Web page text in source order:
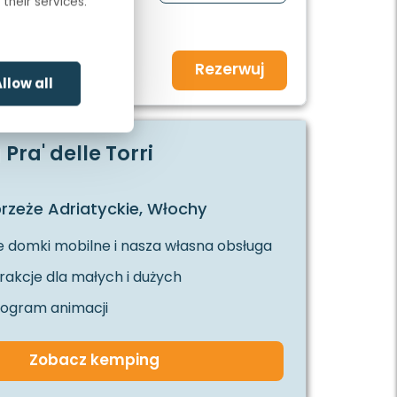
all
11.802,- zł Rezerwuj
delle Torri
Adriatyckie, Włochy
domki mobilne i nasza własna obsługa
dla małych i dużych
animacji
Zobacz kemping